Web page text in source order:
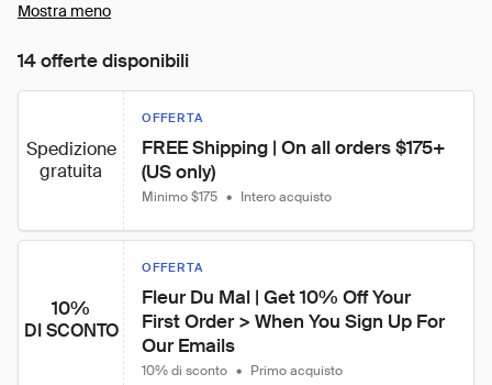
Mostra meno
14 offerte disponibili
Spedizione
gratuita
OFFERTA
FREE Shipping | On all orders $175+
(US only)
Minimo $175 • Intero acquisto
10%
DI SCONTO
OFFERTA
Fleur Du Mal | Get 10% Off Your
First Order > When You Sign Up For
Our Emails
10% di sconto • Primo acquisto